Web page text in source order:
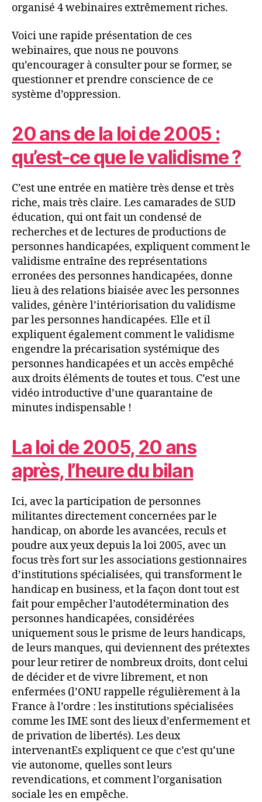
organisé 4 webinaires extrêmement riches.
Voici une rapide présentation de ces
webinaires, que nous ne pouvons
qu’encourager à consulter pour se former, se
questionner et prendre conscience de ce
système d’oppression.
20 ans de la loi de 2005 :
qu’est-ce que le validisme ?
C’est une entrée en matière très dense et très
riche, mais très claire. Les camarades de SUD
éducation, qui ont fait un condensé de
recherches et de lectures de productions de
personnes handicapées, expliquent comment le
validisme entraîne des représentations
erronées des personnes handicapées, donne
lieu à des relations biaisée avec les personnes
valides, génère l’intériorisation du validisme
par les personnes handicapées. Elle et il
expliquent également comment le validisme
engendre la précarisation systémique des
personnes handicapées et un accès empêché
aux droits éléments de toutes et tous. C’est une
vidéo introductive d’une quarantaine de
minutes indispensable !
La loi de 2005, 20 ans
après, l’heure du bilan
Ici, avec la participation de personnes
militantes directement concernées par le
handicap, on aborde les avancées, reculs et
poudre aux yeux depuis la loi 2005, avec un
focus très fort sur les associations gestionnaires
d’institutions spécialisées, qui transforment le
handicap en business, et la façon dont tout est
fait pour empêcher l’autodétermination des
personnes handicapées, considérées
uniquement sous le prisme de leurs handicaps,
de leurs manques, qui deviennent des prétextes
pour leur retirer de nombreux droits, dont celui
de décider et de vivre librement, et non
enfermées (l’ONU rappelle régulièrement à la
France à l’ordre : les institutions spécialisées
comme les IME sont des lieux d’enfermement et
de privation de libertés). Les deux
intervenantEs expliquent ce que c’est qu’une
vie autonome, quelles sont leurs
revendications, et comment l’organisation
sociale les en empêche.